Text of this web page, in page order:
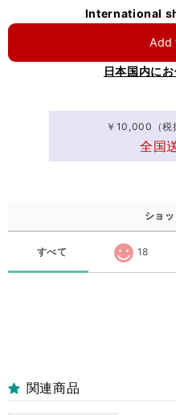
International
Add
日本国内に
￥10,000（税
全国
ショ
すべて 18
関連商品